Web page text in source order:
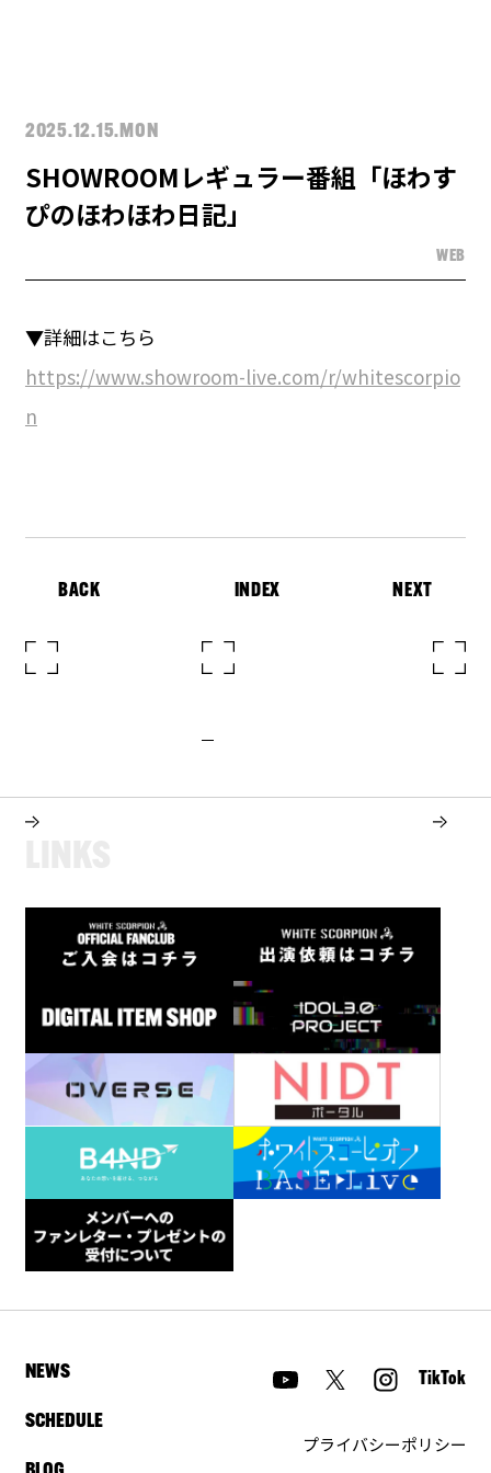
2025.12.15.MON
SHOWROOMレギュラー番組「ほわす
ぴのほわほわ日記」
WEB
▼詳細はこちら
https://www.showroom-live.com/r/whitescorpio
n
BACK INDEX NEXT
NEWS
SCHEDULE
TikTok
プライバシーポリシー